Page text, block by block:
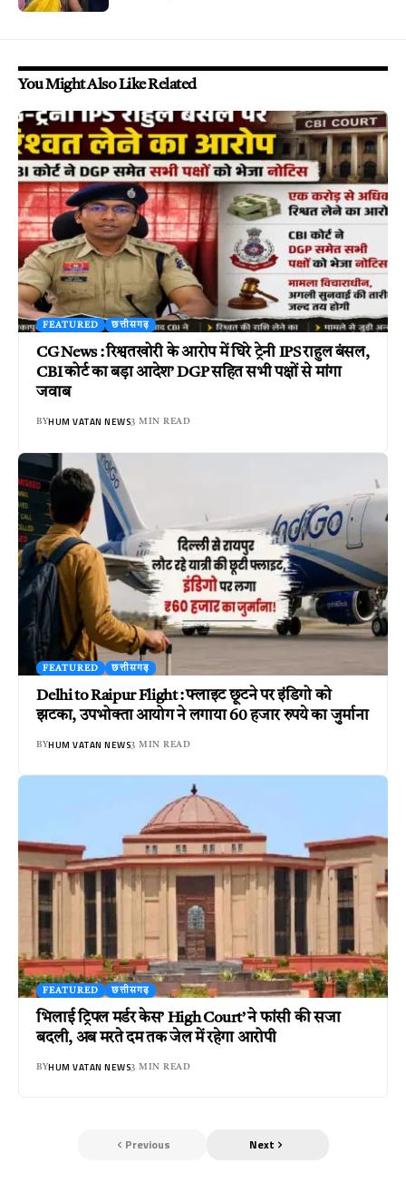
You Might Also Like Related
FEATURED छत्तीसगढ़
CG News : रिश्वतखोरी के आरोप में घिरे ट्रेनी IPS राहुल बंसल,
CBI कोर्ट का बड़ा आदेश’ DGP सहित सभी पक्षों से मांगा
जवाब
BYHUM VATAN NEWS3 MIN READ
FEATURED छत्तीसगढ़
Delhi to Raipur Flight : फ्लाइट छूटने पर इंडिगो को
झटका, उपभोक्ता आयोग ने लगाया 60 हजार रुपये का जुर्माना
BYHUM VATAN NEWS3 MIN READ
FEATURED छत्तीसगढ़
भिलाई ट्रिपल मर्डर केस’ High Court’ ने फांसी की सजा
बदली, अब मरते दम तक जेल में रहेगा आरोपी
BYHUM VATAN NEWS3 MIN READ
Previous Next